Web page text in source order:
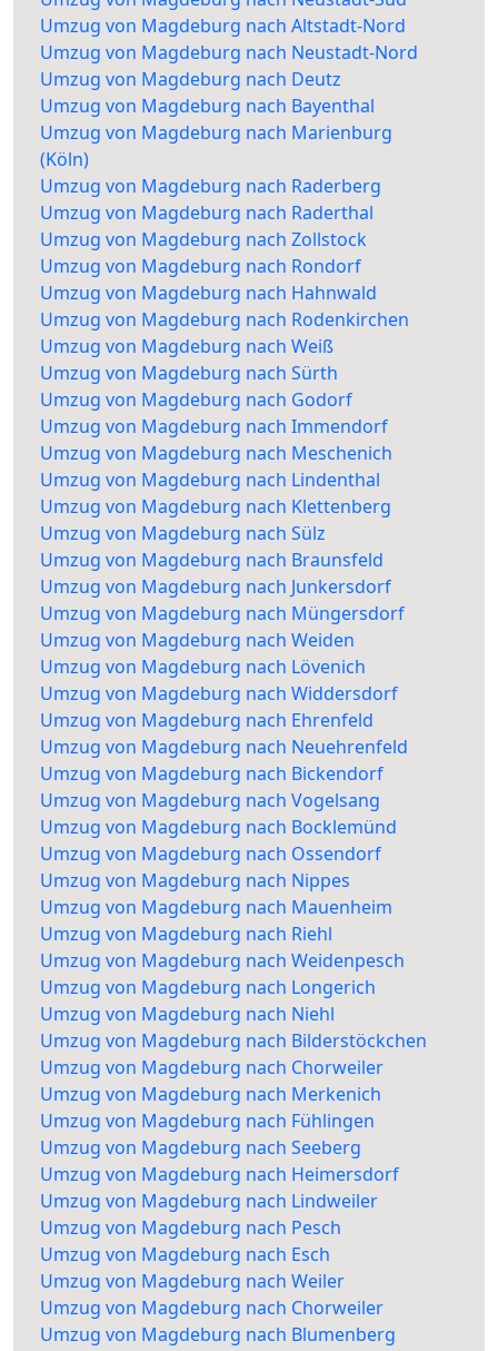
Umzug von Magdeburg nach Altstadt-Nord
Umzug von Magdeburg nach Neustadt-Nord
Umzug von Magdeburg nach Deutz
Umzug von Magdeburg nach Bayenthal
Umzug von Magdeburg nach Marienburg
(Köln)
Umzug von Magdeburg nach Raderberg
Umzug von Magdeburg nach Raderthal
Umzug von Magdeburg nach Zollstock
Umzug von Magdeburg nach Rondorf
Umzug von Magdeburg nach Hahnwald
Umzug von Magdeburg nach Rodenkirchen
Umzug von Magdeburg nach Weiß
Umzug von Magdeburg nach Sürth
Umzug von Magdeburg nach Godorf
Umzug von Magdeburg nach Immendorf
Umzug von Magdeburg nach Meschenich
Umzug von Magdeburg nach Lindenthal
Umzug von Magdeburg nach Klettenberg
Umzug von Magdeburg nach Sülz
Umzug von Magdeburg nach Braunsfeld
Umzug von Magdeburg nach Junkersdorf
Umzug von Magdeburg nach Müngersdorf
Umzug von Magdeburg nach Weiden
Umzug von Magdeburg nach Lövenich
Umzug von Magdeburg nach Widdersdorf
Umzug von Magdeburg nach Ehrenfeld
Umzug von Magdeburg nach Neuehrenfeld
Umzug von Magdeburg nach Bickendorf
Umzug von Magdeburg nach Vogelsang
Umzug von Magdeburg nach Bocklemünd
Umzug von Magdeburg nach Ossendorf
Umzug von Magdeburg nach Nippes
Umzug von Magdeburg nach Mauenheim
Umzug von Magdeburg nach Riehl
Umzug von Magdeburg nach Weidenpesch
Umzug von Magdeburg nach Longerich
Umzug von Magdeburg nach Niehl
Umzug von Magdeburg nach Bilderstöckchen
Umzug von Magdeburg nach Chorweiler
Umzug von Magdeburg nach Merkenich
Umzug von Magdeburg nach Fühlingen
Umzug von Magdeburg nach Seeberg
Umzug von Magdeburg nach Heimersdorf
Umzug von Magdeburg nach Lindweiler
Umzug von Magdeburg nach Pesch
Umzug von Magdeburg nach Esch
Umzug von Magdeburg nach Weiler
Umzug von Magdeburg nach Chorweiler
Umzug von Magdeburg nach Blumenberg